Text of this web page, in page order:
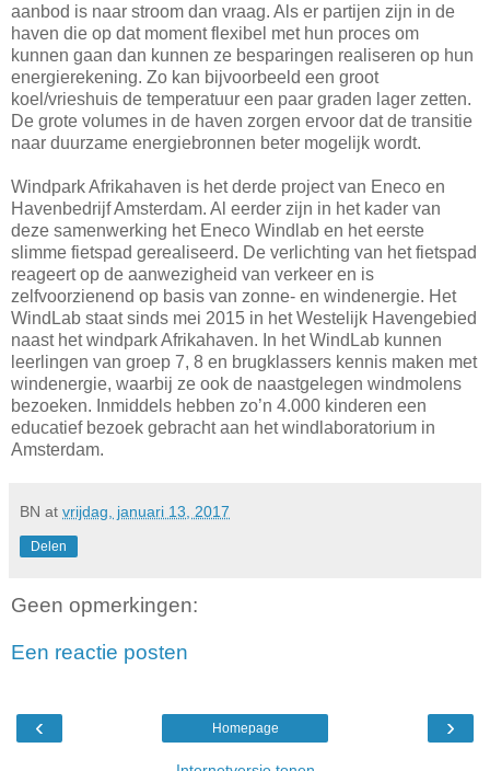
aanbod is naar stroom dan vraag. Als er partijen zijn in de
haven die op dat moment flexibel met hun proces om
kunnen gaan dan kunnen ze besparingen realiseren op hun
energierekening. Zo kan bijvoorbeeld een groot
koel/vrieshuis de temperatuur een paar graden lager zetten.
De grote volumes in de haven zorgen ervoor dat de transitie
naar duurzame energiebronnen beter mogelijk wordt.
Windpark Afrikahaven is het derde project van Eneco en
Havenbedrijf Amsterdam. Al eerder zijn in het kader van
deze samenwerking het Eneco Windlab en het eerste
slimme fietspad gerealiseerd. De verlichting van het fietspad
reageert op de aanwezigheid van verkeer en is
zelfvoorzienend op basis van zonne- en windenergie. Het
WindLab staat sinds mei 2015 in het Westelijk Havengebied
naast het windpark Afrikahaven. In het WindLab kunnen
leerlingen van groep 7, 8 en brugklassers kennis maken met
windenergie, waarbij ze ook de naastgelegen windmolens
bezoeken. Inmiddels hebben zo’n 4.000 kinderen een
educatief bezoek gebracht aan het windlaboratorium in
Amsterdam.
BN at vrijdag, januari 13, 2017
Delen
Geen opmerkingen:
Een reactie posten
‹ ›
Homepage